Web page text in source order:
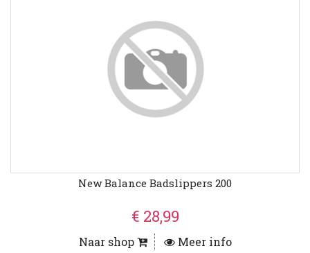
New Balance Badslippers 200
€ 28,99
Naar shop Meer info